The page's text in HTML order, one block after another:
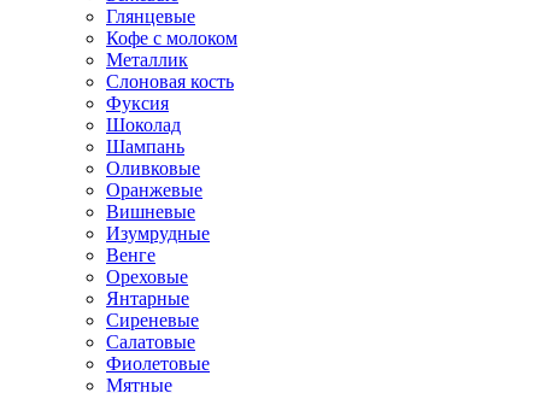
Глянцевые
Кофе с молоком
Металлик
Слоновая кость
Фуксия
Шоколад
Шампань
Оливковые
Оранжевые
Вишневые
Изумрудные
Венге
Ореховые
Янтарные
Сиреневые
Салатовые
Фиолетовые
Мятные